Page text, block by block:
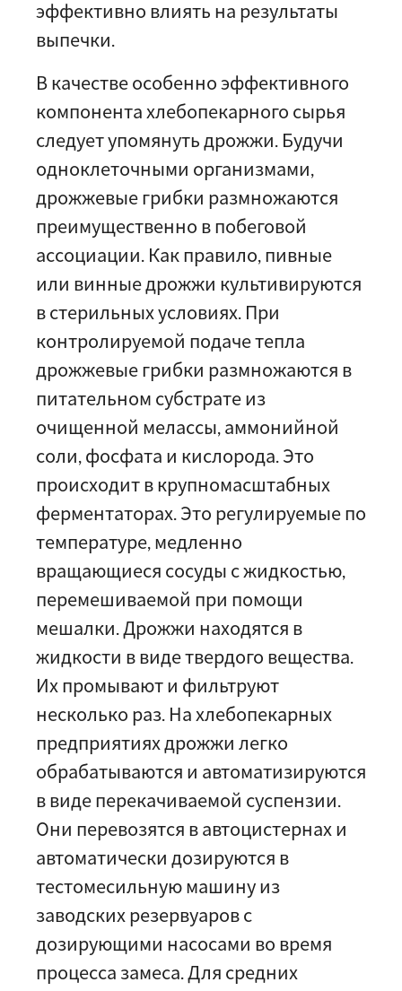
эффективно влиять на результаты
выпечки.
В качестве особенно эффективного
компонента хлебопекарного сырья
следует упомянуть дрожжи. Будучи
одноклеточными организмами,
дрожжевые грибки размножаются
преимущественно в побеговой
ассоциации. Как правило, пивные
или винные дрожжи культивируются
в стерильных условиях. При
контролируемой подаче тепла
дрожжевые грибки размножаются в
питательном субстрате из
очищенной мелассы, аммонийной
соли, фосфата и кислорода. Это
происходит в крупномасштабных
ферментаторах. Это регулируемые по
температуре, медленно
вращающиеся сосуды с жидкостью,
перемешиваемой при помощи
мешалки. Дрожжи находятся в
жидкости в виде твердого вещества.
Их промывают и фильтруют
несколько раз. На хлебопекарных
предприятиях дрожжи легко
обрабатываются и автоматизируются
в виде перекачиваемой суспензии.
Они перевозятся в автоцистернах и
автоматически дозируются в
тестомесильную машину из
заводских резервуаров с
дозирующими насосами во время
процесса замеса. Для средних